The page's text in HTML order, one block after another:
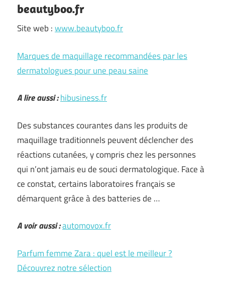
beautyboo.fr
Site web :www.beautyboo.fr
Marques de maquillage recommandées par les
dermatologues pour une peau saine
A lire aussi :hibusiness.fr
Des substances courantes dans les produits de
maquillage traditionnels peuvent déclencher des
réactions cutanées, y compris chez les personnes
qui n’ont jamais eu de souci dermatologique. Face à
ce constat, certains laboratoires français se
démarquent grâce à des batteries de …
A voir aussi :automovox.fr
Parfum femme Zara : quel est le meilleur ?
Découvrez notre sélection